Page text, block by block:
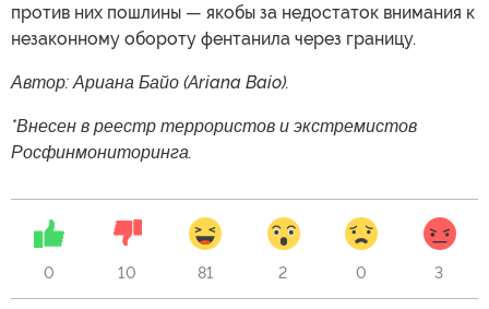
против них пошлины — якобы за недостаток внимания к
незаконному обороту фентанила через границу.
Автор: Ариана Байо (Ariana Baio).
*Внесен в реестр террористов и экстремистов
Росфинмониторинга.
0 10 81 2 0 3